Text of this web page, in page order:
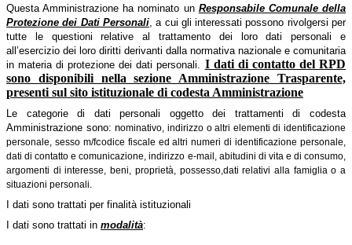
Questa Amministrazione ha nominato un Responsabile Comunale della
Protezione dei Dati Personali, a cui gli interessati possono rivolgersi per
tutte le questioni relative al trattamento dei loro dati personali e
all’esercizio dei loro diritti derivanti dalla normativa nazionale e comunitaria
in materia di protezione dei dati personali. I dati di contatto del RPD
sono disponibili nella sezione Amministrazione Trasparente,
presenti sul sito istituzionale di codesta Amministrazione
Le categorie di dati personali oggetto dei trattamenti di codesta
Amministrazione sono: nominativo, indirizzo o altri elementi di identificazione
personale, sesso m/fcodice fiscale ed altri numeri di identificazione personale,
dati di contatto e comunicazione, indirizzo e-mail, abitudini di vita e di consumo,
argomenti di interesse, beni, proprietà, possesso,dati relativi alla famiglia o a
situazioni personali.
I dati sono trattati per finalità istituzionali
I dati sono trattati in modalità: